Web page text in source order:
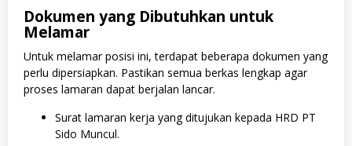
Dokumen yang Dibutuhkan untuk
Melamar
Untuk melamar posisi ini, terdapat beberapa dokumen yang
perlu dipersiapkan. Pastikan semua berkas lengkap agar
proses lamaran dapat berjalan lancar.
Surat lamaran kerja yang ditujukan kepada HRD PT
Sido Muncul.